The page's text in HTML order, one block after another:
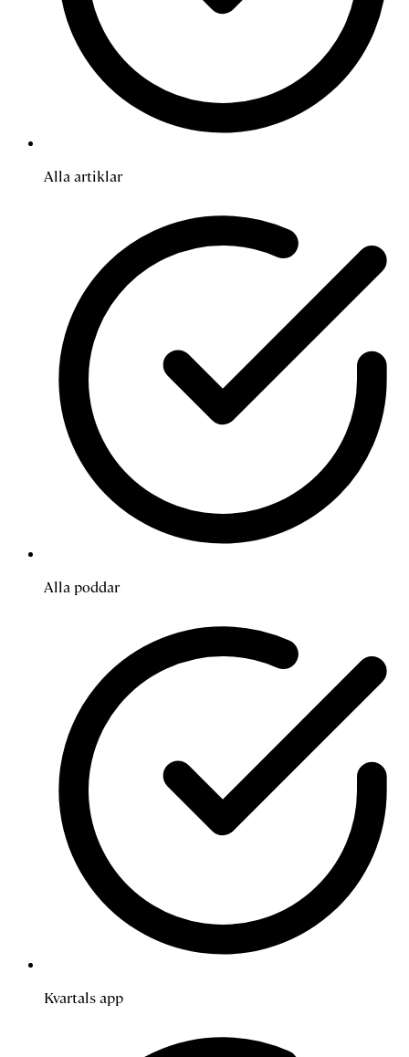
Alla artiklar
Alla poddar
Kvartals app